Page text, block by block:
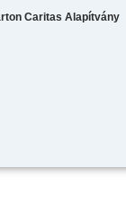
Caritas Alapítvány